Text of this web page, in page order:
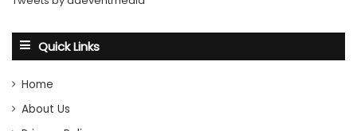
Quick Links
Home
About Us